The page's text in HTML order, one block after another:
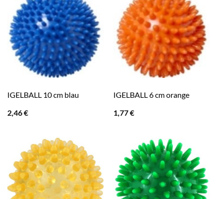
IGELBALL 10 cm blau
2,46€
IGELBALL 6 cm orange
1,77€